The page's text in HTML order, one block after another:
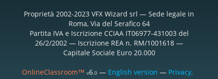
Proprietà 2002-2023 VFX Wizard srl — Sede legale in
Roma, Via del Serafico 64
Partita IVA e Iscrizione CCIAA IT06977-431003 del
26/2/2002 — Iscrizione REA n. RM/1001618 —
Capitale Sociale Euro 20.000
OnlineClassroom™ v6.0— English version — Privacy,